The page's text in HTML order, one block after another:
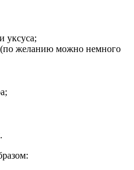
уксуса;
(по желанию можно немного